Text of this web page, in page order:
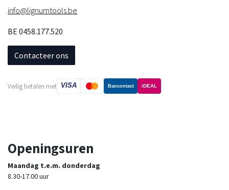
info@lignumtools.be
BE 0458.177.520
Contacteer ons
Veilig betalen met VISA Bancontact iDEAL
Openingsuren
Maandag t.e.m. donderdag
8.30-17.00 uur